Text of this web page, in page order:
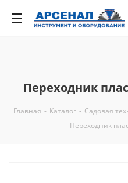
Переходник
Главная - Каталог - Садовая
Переходник